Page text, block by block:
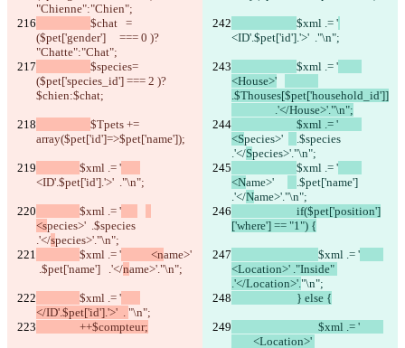
"Chienne":"Chien";
$chat   =
($pet['gender']     === 0 )?
"Chatte":"Chat";
$xml .= '
<ID'.$pet['id'].'>'  ."\n";
$species=
($pet['species_id'] === 2 )?
$chien:$chat;
$xml .= '
<House>'
.$Thouses[$pet['household_id']]
		.'</House>'."\n";
$Tpets +=
array($pet['id']=>$pet['name']);
<Species>'
.$species
.'</Species>'."\n";
$xml .= '
<ID'.$pet['id'].'>'  ."\n";
$xml .= '
<Name>'
.$pet['name']
.'</Name>'."\n";
$xml .= '
<species>' .$species
.'</species>'."\n";
['where'] == "1") {
$xml .= '
           <n
ame>'
.$pet['name']   .'</name>'."\n";
$xml .= '
<Location>' ."Inside"
.'</Location>'."\n";
$xml .= '
</ID'.$pet['id'].'>'  . "\n";
			} else {
                ++$compteur;